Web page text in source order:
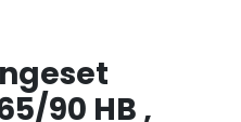
90 HB ,